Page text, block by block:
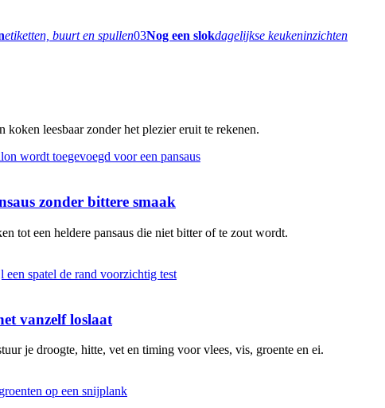
etiketten, buurt en spullen03Nog een slokdagelijkse keukeninzichten
leesbaar zonder het plezier eruit te rekenen.
zonder bittere smaak
tot een heldere pansaus die niet bitter of te zout wordt.
vanzelf loslaat
je droogte, hitte, vet en timing voor vlees, vis, groente en ei.